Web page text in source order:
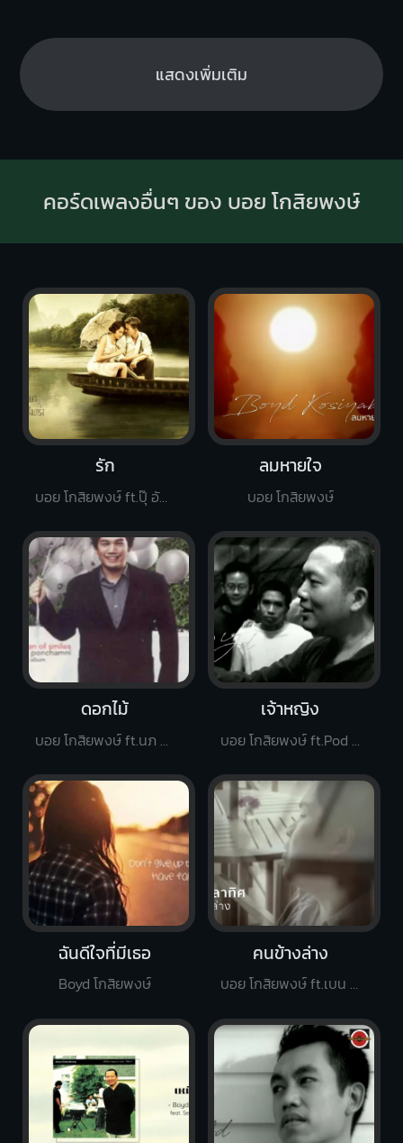
แสดงเพิ่มเติม
คอร์ดเพลงอื่นๆ ของ บอย โกสิยพงษ์
รัก
บอย โกสิยพงษ์ ft.ปุ๊ อัญชลี
เจ้าหญิง
บอย โกสิยพงษ์ ft.Pod Moderndog
ฉันดีใจที่มีเธอ
Boyd โกสิยพงษ์
ลมหายใจ
บอย โกสิยพงษ์
คนข้างล่าง
บอย โกสิยพงษ์ ft.เบน ชลาทิศ
ดอกไม้
บอย โกสิยพงษ์ ft.นภ พรชำนิ